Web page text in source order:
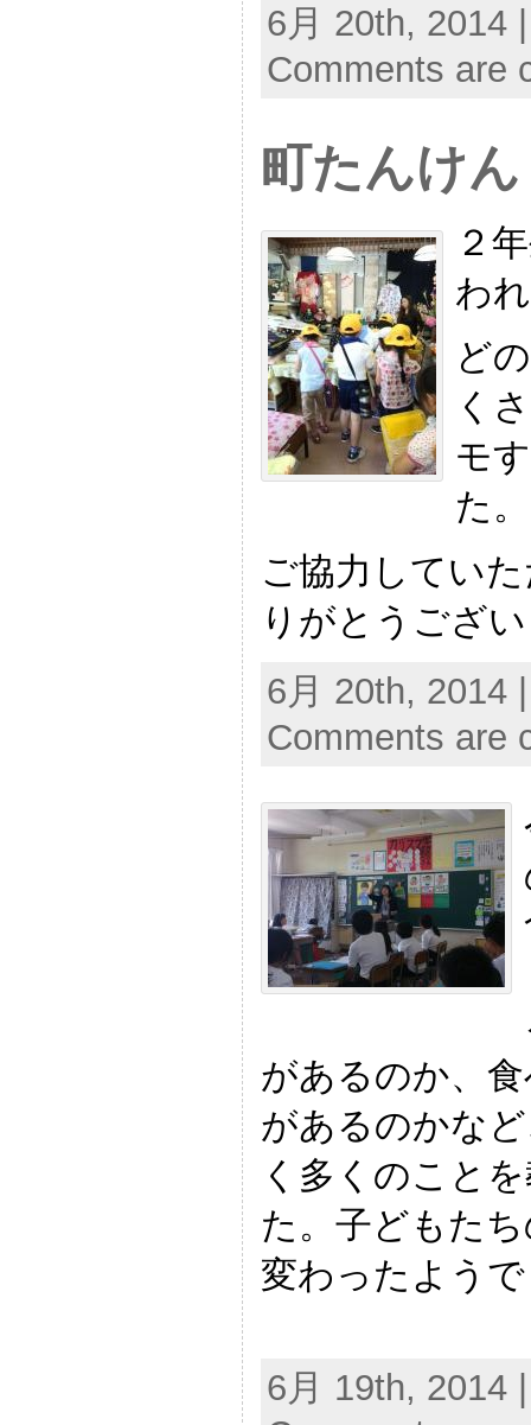
6月 20th, 2014
Comments are
町たんけん
２
わ
ど
く
モ
た。
ご協力してい
りがとうござ
6月 20th, 2014
Comments are
があるのか、
があるのかな
く多くのこと
た。子どもた
変わったよう
6月 19th, 2014